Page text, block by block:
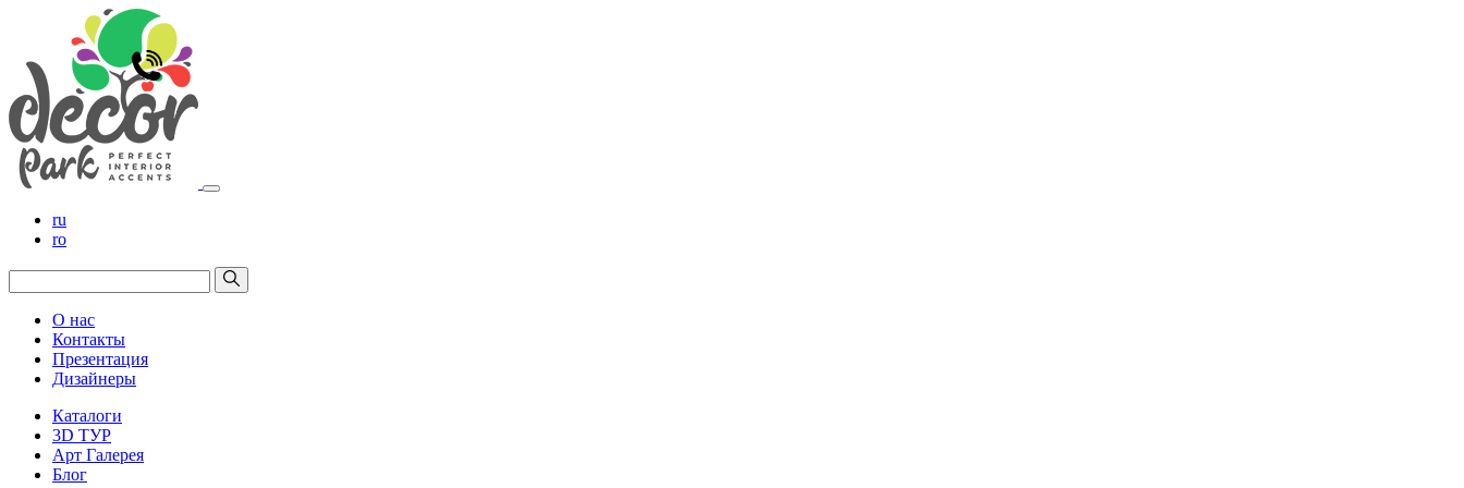
ru
ro
О нас
Контакты
Презентация
Дизайнеры
Каталоги
3D ТУР
Арт Галерея
Блог